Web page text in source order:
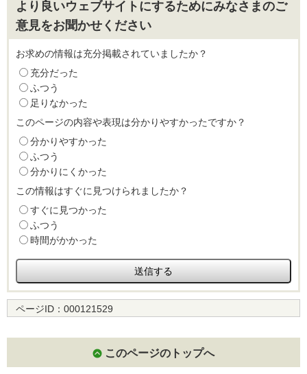
より良いウェブサイトにするためにみなさまのご
意見をお聞かせください
お求めの情報は充分掲載されていましたか？
充分だった
ふつう
足りなかった
このページの内容や表現は分かりやすかったですか？
分かりやすかった
ふつう
分かりにくかった
この情報はすぐに見つけられましたか？
すぐに見つかった
ふつう
時間がかかった
ページID： 000121529
このページのトップへ